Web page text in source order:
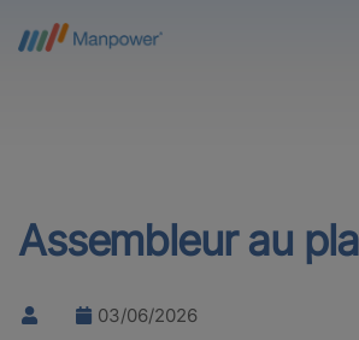
Assembleur au
03/06/2026